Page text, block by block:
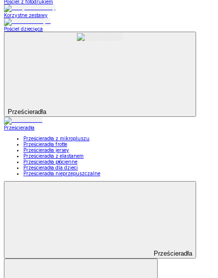
Pościel z fotodrukiem
Korzystne zestawy
Pościel dziecięca
Prześcieradła
Prześcieradła
Prześcieradła z mikropluszu
Prześcieradła frotte
Prześcieradła jersey
Prześcieradła z elastanem
Prześcieradła płócienne
Prześcieradła dla dzieci
Prześcieradła nieprzepuszczalne
Prześcieradła